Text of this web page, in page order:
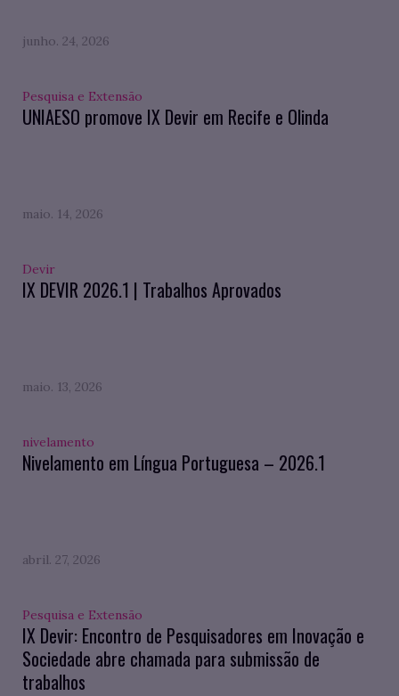
junho. 24, 2026
Pesquisa e Extensão
UNIAESO promove IX Devir em Recife e Olinda
maio. 14, 2026
Devir
IX DEVIR 2026.1 | Trabalhos Aprovados
maio. 13, 2026
nivelamento
Nivelamento em Língua Portuguesa – 2026.1
abril. 27, 2026
Pesquisa e Extensão
IX Devir: Encontro de Pesquisadores em Inovação e
Sociedade abre chamada para submissão de
trabalhos